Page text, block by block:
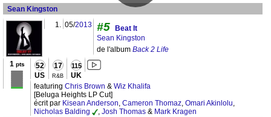
Sean Kingston
1. 05/2013 #5
Beat It
Sean Kingston
de l'album Back 2 Life
1 pts 52
US
17
R&B
115
UK
featuring Chris Brown & Wiz Khalifa
[Beluga Heights LP Cut]
écrit par Kisean Anderson, Cameron Thomaz, Omari Akinlolu,
Nicholas Balding
, Josh Thomas & Mark Kragen